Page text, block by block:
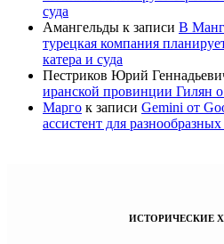
суда
Амангельды к записи В
турецкая компания
катера и суда
Пестриков Юрий
иранской провинции Гилян
Марго к записи Gemini от
ассистент для разнообразных
ИСТОРИЧЕСКИЕ